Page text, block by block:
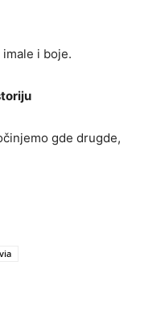
i boje.
gde drugde,